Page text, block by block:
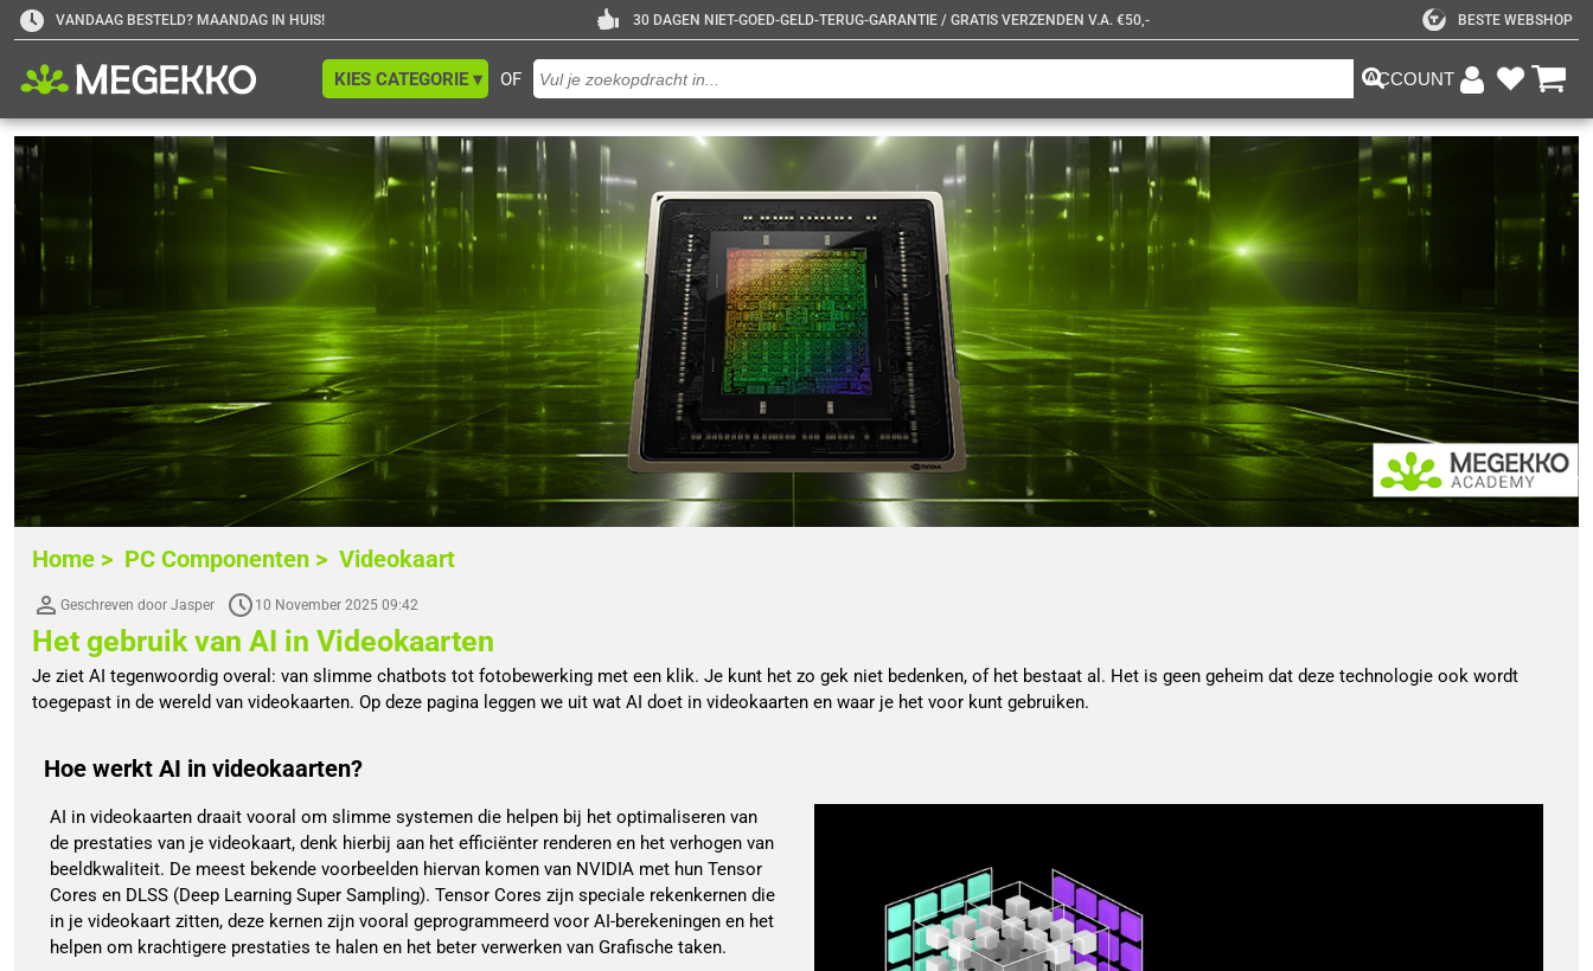
VANDAAG BESTELD? MAANDAG IN HUIS! 30 DAGEN NIET-GOED-GELD-TERUG-GARANTIE / GRATIS VERZENDEN V.A. €50,- BESTE WEBSHOP
OF
KIES CATEGORIE ▾ ACCOUNT
Home > PC Componenten > Videokaart
Je ziet AI tegenwoordig overal: van slimme chatbots tot fotobewerking met een klik. Je kunt het zo gek niet bedenken, of het bestaat al. Het is geen geheim dat deze technologie ook wordt
toegepast in de wereld van videokaarten. Op deze pagina leggen we uit wat AI doet in videokaarten en waar je het voor kunt gebruiken.
Het gebruik van AI in Videokaarten
Geschreven door Jasper 10 November 2025 09:42
Hoe werkt AI in videokaarten?
AI in videokaarten draait vooral om slimme systemen die helpen bij het optimaliseren van
de prestaties van je videokaart, denk hierbij aan het efficiënter renderen en het verhogen van
beeldkwaliteit. De meest bekende voorbeelden hiervan komen van NVIDIA met hun Tensor
Cores en DLSS (Deep Learning Super Sampling). Tensor Cores zijn speciale rekenkernen die
in je videokaart zitten, deze kernen zijn vooral geprogrammeerd voor AI-berekeningen en het
helpen om krachtigere prestaties te halen en het beter verwerken van Grafische taken.